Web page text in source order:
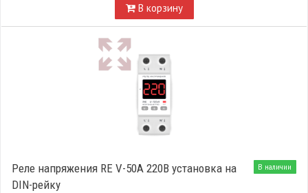
В корзину
В наличии
Реле напряжения RE V-50A 220В установка на
DIN-рейку